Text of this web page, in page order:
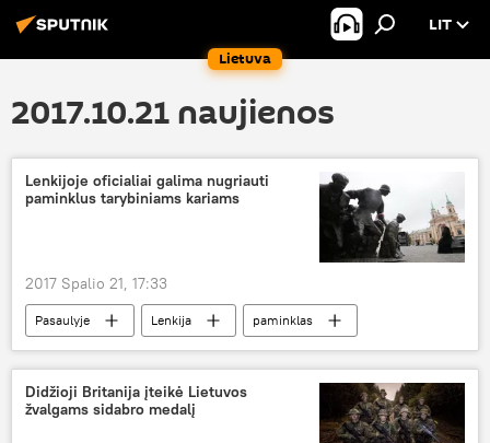
Lietuva
LIT
2017.10.21 naujienos
Lenkijoje oficialiai galima nugriauti
paminklus tarybiniams kariams
2017 Spalio 21, 17:33
Pasaulyje Lenkija
paminklas
sovietų kariai
Raudonoji armija
Tarybiniai paminklai Baltijos šalyse ir Lenkijoje
Didžioji Britanija įteikė Lietuvos
žvalgams sidabro medalį